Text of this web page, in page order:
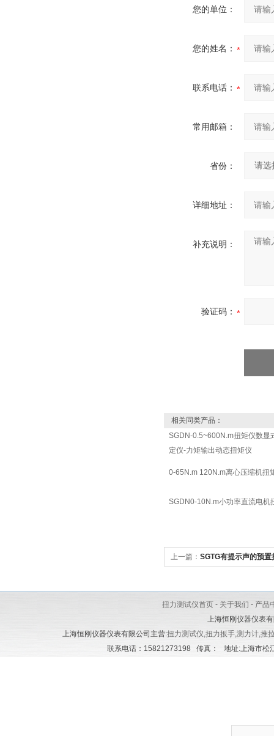
您的单位：
您的姓名：
联系电话：
常用邮箱：
省份：
详细地址：
补充说明：
验证码：
相关同类产品：
SGDN-0.5~600N.m扭矩仪数显
定仪-力矩输出动态扭矩仪
0-65N.m 120N.m离心压缩机扭
SGDN0-10N.m小功率直流电机
上一篇： SGTG有提示声的预置
扭力测试仪首页 - 关于我们 - 产品
上海恒刚仪器仪表
上海恒刚仪器仪表有限公司主营:扭力测试仪,扭力扳手,测力计,推
联系电话：15821273198 传真： 地址:上海市